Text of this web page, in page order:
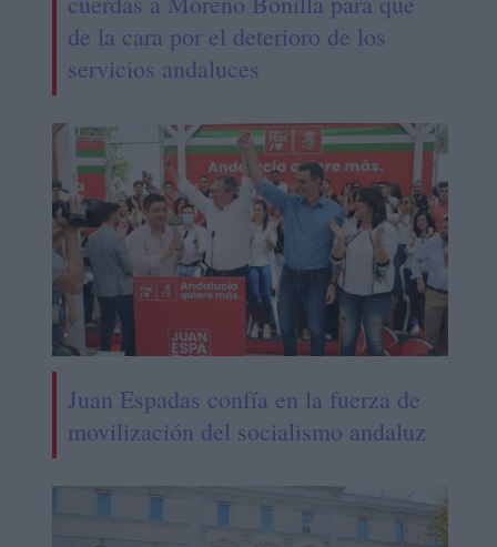
de la cara por el deterioro de los
servicios andaluces
Juan Espadas confía en la fuerza de
movilización del socialismo andaluz